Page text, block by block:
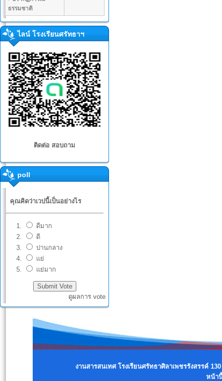
ธรรมชาติ
ไลน์ โรงเรียนศรัทธาฯ
ติดต่อ สอบถาม
poll
คุณคิดว่าเวปนี้เป็นอย่างไร
ดีมาก
ดี
ปานกลาง
แย่
แย่มาก
ดูผลการ vote
งานสารสนเทศ โรงเรียนศรัทธาศิลาเพชรรังสรรค์
หน้า